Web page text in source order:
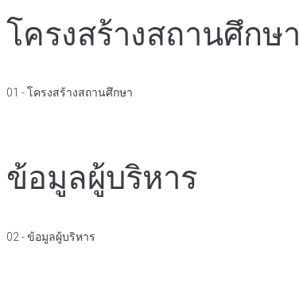
โครงสร้างสถานศึกษา
01 - โครงสร้างสถานศึกษา
ข้อมูลผู้บริหาร
02 - ข้อมูลผู้บริหาร